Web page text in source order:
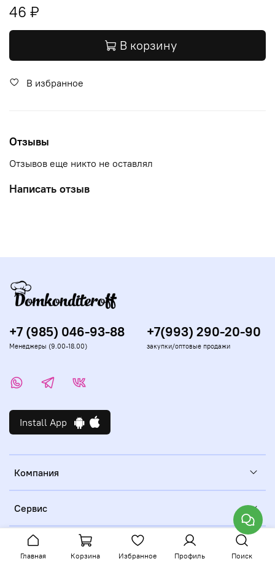
46 ₽
В корзину
В избранное
Отзывы
Отзывов еще никто не оставлял
Написать отзыв
Компания
Сервис
Install App
+7 (985) 046-93-88
Менеджеры (9.00-18.00)
+7(993) 290-20-90
закупки/оптовые продажи
Главная Корзина Избранное Профиль Поиск